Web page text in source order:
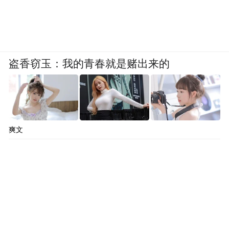
盗香窃玉：我的青春就是赌出来的
爽文